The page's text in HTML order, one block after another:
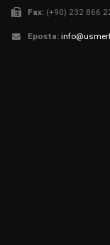
Fax: (+90) 232 866
Eposta: